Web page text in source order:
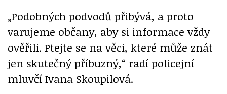
„Podobných podvodů přibývá, a proto
varujeme občany, aby si informace vždy
ověřili. Ptejte se na věci, které může znát
jen skutečný příbuzný,“ radí policejní
mluvčí Ivana Skoupilová.